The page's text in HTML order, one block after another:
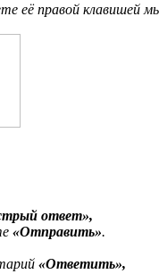
её правой клавишей
ответ»,
«Отправить».
«Ответить»,